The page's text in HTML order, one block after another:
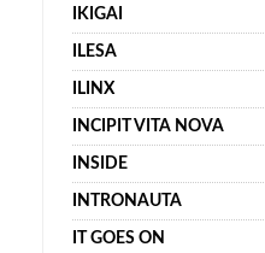
IKIGAI
ILESA
ILINX
INCIPIT VITA NOVA
INSIDE
INTRONAUTA
IT GOES ON